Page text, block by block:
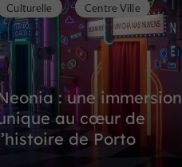
: une immersion
au cœur de
de Porto
Culturelle Centre Ville